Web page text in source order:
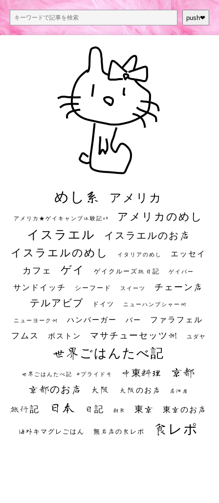
push❤︎
めし系 アメリカ
アメリカ★ゲイキャンプ体験記S3 アメリカのめし
イスラエル イスラエルのお店
イスラエルのめし イタリアのめし エッセイ
カフェ ゲイ ゲイクルーズ旅日記 ゲイバー
サンドイッチ シーフード スイーツ チェーン店
テルアビブ ドイツ ニューハンプシャー州
ニューヨーク州 ハンバーガー バー ファラフェル
フムス ボストン マサチューセッツ州 ユダヤ
世界ごはんたべ記
世界ごはんたべ記 #プライド号 中東料理 京都
京都のお店 大阪 大阪のお店 居酒屋
旅行記 日本 日記 朝食 東京 東京のお店
海外キマグレごはん 無名店の食レポ 食レポ